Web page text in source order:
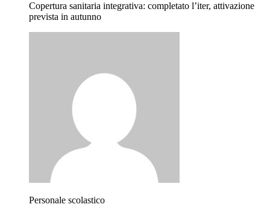
Copertura sanitaria integrativa: completato l’iter, attivazione
prevista in autunno
Personale scolastico